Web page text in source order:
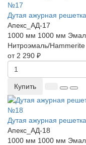
Дутая ажурная
Апекс_АД-17
1000 мм 1000 мм
Нитроэмаль/Hammerite
от 2 290 ₽
Купить
Дутая ажурная
Апекс_АД-18
1000 мм 1000 мм